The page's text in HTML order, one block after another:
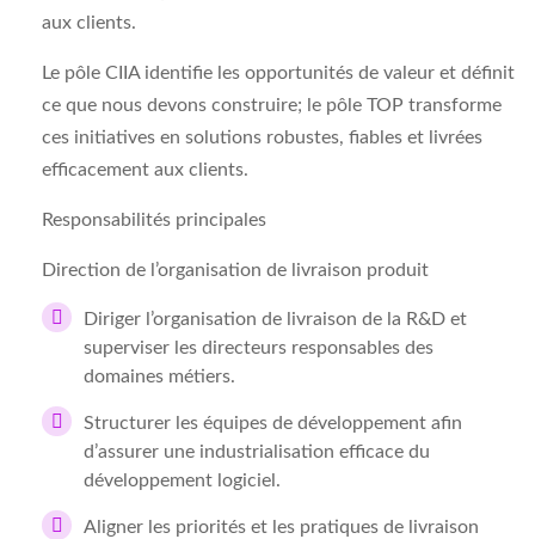
aux clients.
Le pôle CIIA identifie les opportunités de valeur et définit
ce que nous devons construire; le pôle TOP transforme
ces initiatives en solutions robustes, fiables et livrées
efficacement aux clients.
Responsabilités principales
Direction de l’organisation de livraison produit
Diriger l’organisation de livraison de la R&D et
superviser les directeurs responsables des
domaines métiers.
Structurer les équipes de développement afin
d’assurer une industrialisation efficace du
développement logiciel.
Aligner les priorités et les pratiques de livraison